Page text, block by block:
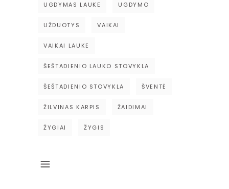
UGDYMAS LAUKE UGDYMO
UŽDUOTYS VAIKAI
VAIKAI LAUKE
ŠEŠTADIENIO LAUKO STOVYKLA
ŠEŠTADIENIO STOVYKLA ŠVENTĖ
ŽILVINAS KARPIS ŽAIDIMAI
ŽYGIAI ŽYGIS